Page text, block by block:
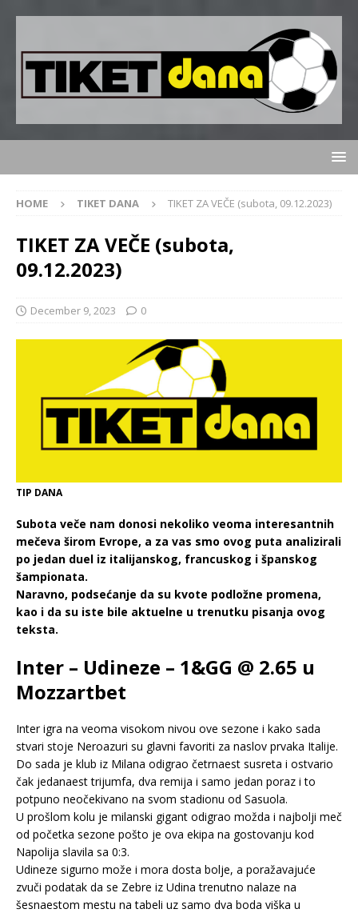
HOME TIKET DANA TIKET ZA VEČE (subota, 09.12.2023)
TIKET ZA VEČE (subota,
09.12.2023)
December 9, 2023 0
TIP DANA
Subota veče nam donosi nekoliko veoma interesantnih
mečeva širom Evrope, a za vas smo ovog puta analizirali
po jedan duel iz italijanskog, francuskog i španskog
šampionata.
Naravno, podsećanje da su kvote podložne promena,
kao i da su iste bile aktuelne u trenutku pisanja ovog
teksta.
Inter – Udineze – 1&GG @ 2.65 u
Mozzartbet
Inter igra na veoma visokom nivou ove sezone i kako sada
stvari stoje Neroazuri su glavni favoriti za naslov prvaka Italije.
Do sada je klub iz Milana odigrao četrnaest susreta i ostvario
čak jedanaest trijumfa, dva remija i samo jedan poraz i to
potpuno neočekivano na svom stadionu od Sasuola.
U prošlom kolu je milanski gigant odigrao možda i najbolji meč
od početka sezone pošto je ova ekipa na gostovanju kod
Napolija slavila sa 0:3.
Udineze sigurno može i mora dosta bolje, a poražavajuće
zvuči podatak da se Zebre iz Udina trenutno nalaze na
šesnaestom mestu na tabeli uz samo dva boda viška u